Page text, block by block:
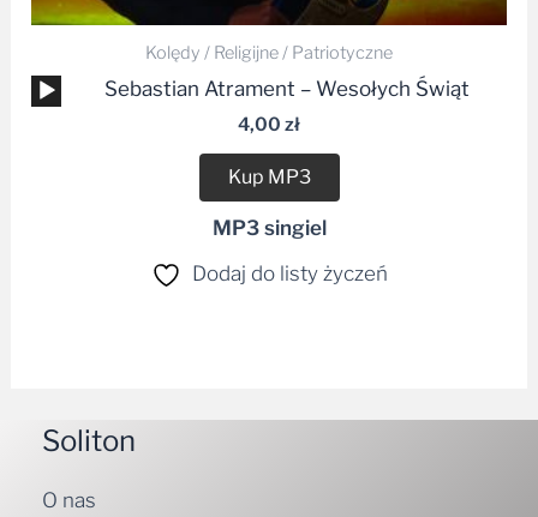
Kolędy / Religijne / Patriotyczne
Odtwarzacz
plików
Sebastian Atrament – Wesołych Świąt
4,00 zł
Kup MP3
MP3 singiel
Dodaj do listy życzeń
Soliton
O nas